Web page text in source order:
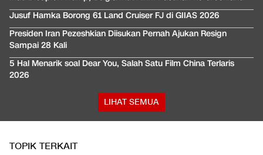
Jusuf Hamka Borong 61 Land Cruiser FJ di GIIAS 2026
Presiden Iran Pezeshkian Diisukan Pernah Ajukan Resign
Sampai 28 Kali
5 Hal Menarik soal Dear You, Salah Satu Film China Terlaris
2026
LIHAT SEMUA
TOPIK TERKAIT